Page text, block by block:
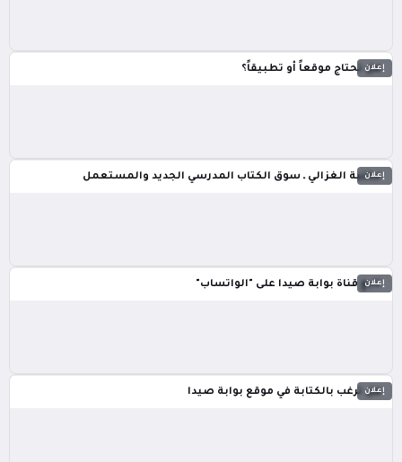
إعلان
هل تحتاج موقعاً أو تطبيقاً؟
إعلان
مكتبة الغزالي ـ سوق الكتاب المدرسي الجديد والمستعمل
إعلان
تابع قناة بوابة صيدا على "الواتساب"
إعلان
هل ترغب بالكتابة في موقع بوابة صيدا